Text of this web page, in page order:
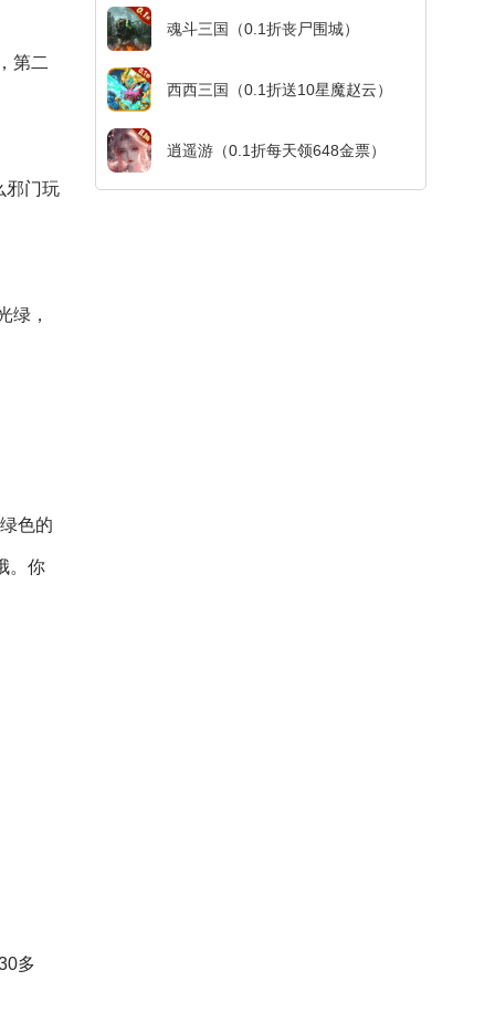
第二
门玩
绿，
色的
。你
多
魂斗三国（0.1折丧尸围城）
西西三国（0.1折送10星魔赵云）
逍遥游（0.1折每天领648金票）